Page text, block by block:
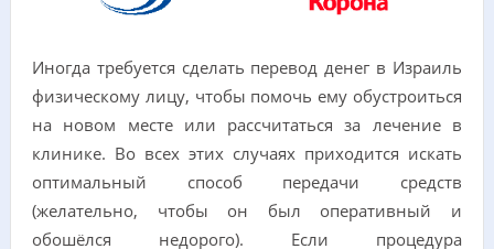
Иногда требуется сделать перевод денег в Израиль
физическому лицу, чтобы помочь ему обустроиться
на новом месте или рассчитаться за лечение в
клинике. Во всех этих случаях приходится искать
оптимальный способ передачи средств
(желательно, чтобы он был оперативный и
обошёлся недорого). Если процедура